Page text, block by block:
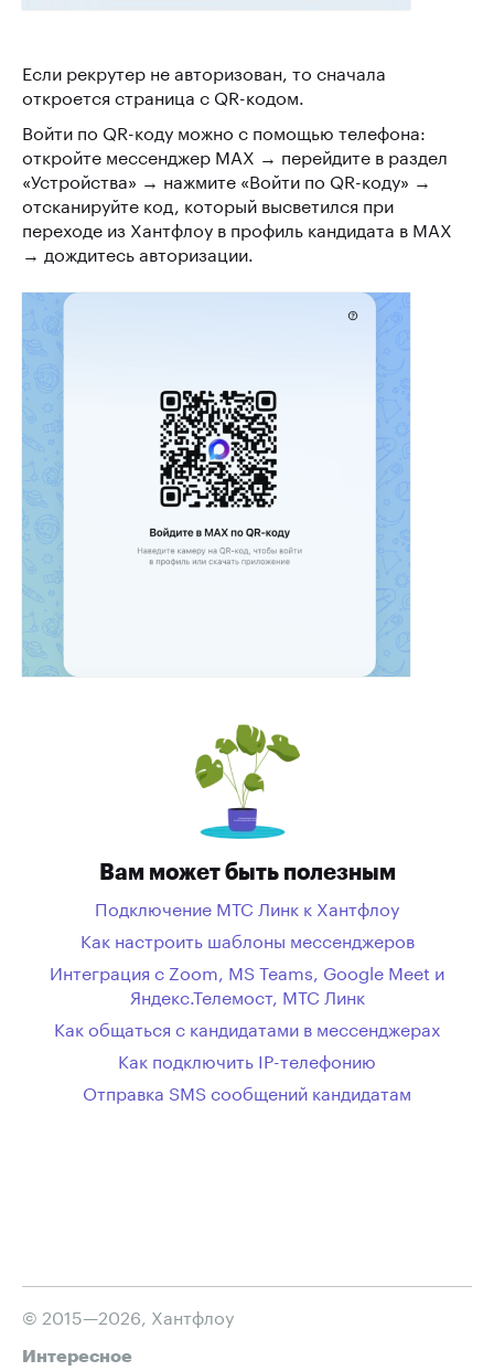
Если рекрутер не авторизован, то сначала
откроется страница с QR-кодом.
Войти по QR-коду можно с помощью телефона:
откройте мессенджер MAX → перейдите в раздел
«Устройства» → нажмите «Войти по QR-коду» →
отсканируйте код, который высветился при
переходе из Хантфлоу в профиль кандидата в MAX
→ дождитесь авторизации.
Вам может быть полезным
Подключение МТС Линк к Хантфлоу
Как настроить шаблоны мессенджеров
Интеграция с Zoom, MS Teams, Google Meet и
Яндекс.Телемост, МТС Линк
Как общаться с кандидатами в мессенджерах
Как подключить IP-телефонию
Отправка SMS сообщений кандидатам
© 2015—2026, Хантфлоу
Интересное